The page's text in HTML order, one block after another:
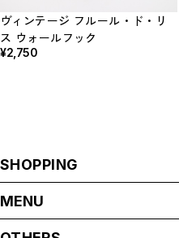
ヴィンテージ フルール・ド・リ
ス ウォールフック
¥2,750
SHOPPING
Accessary
MENU